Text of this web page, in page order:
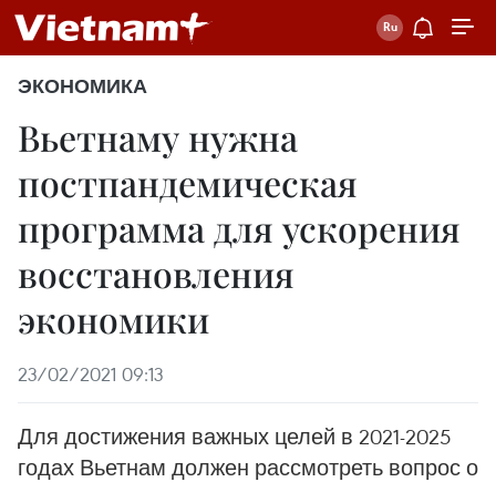
ЭКОНОМИКА
Вьетнаму нужна
постпандемическая
программа для ускорения
восстановления
экономики
23/02/2021 09:13
Для достижения важных целей в 2021-2025
годах Вьетнам должен рассмотреть вопрос о